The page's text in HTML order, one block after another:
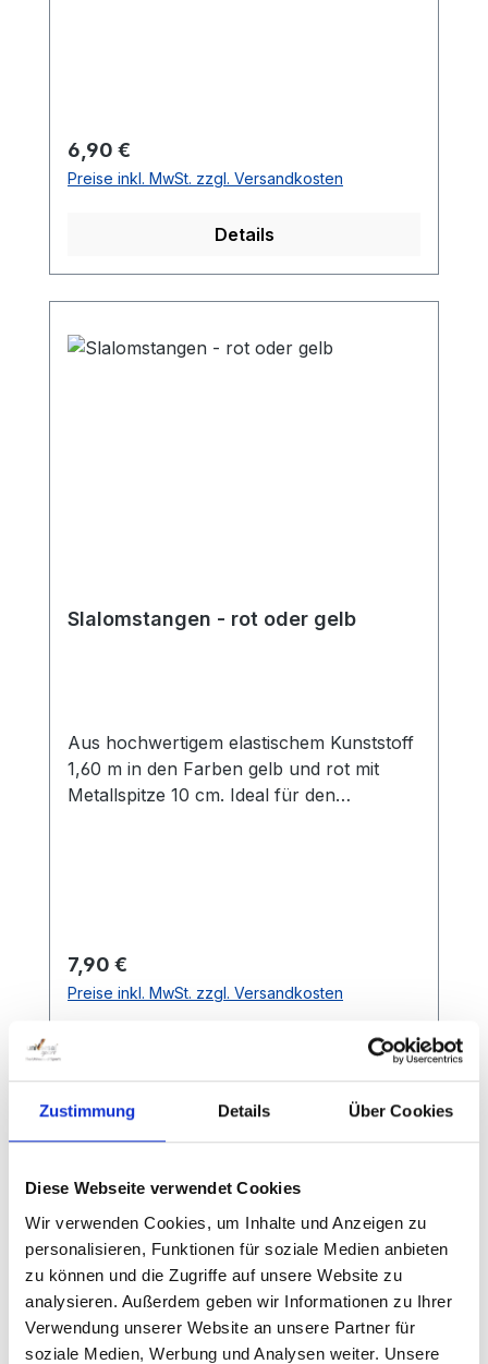
Zustimmung Details Über Cookies
Diese Webseite verwendet Cookies
Wir verwenden Cookies, um Inhalte und Anzeigen zu
personalisieren, Funktionen für soziale Medien anbieten
zu können und die Zugriffe auf unsere Website zu
analysieren. Außerdem geben wir Informationen zu Ihrer
Verwendung unserer Website an unsere Partner für
soziale Medien, Werbung und Analysen weiter. Unsere
dienen. Zudem ist der Einsatz im
Athlethiktraining optimal z.B. für
Beinarbeit oder Richtungswechsel
Kunststoff und eine lange Haltbarkeit
garantieren wir auch bei diesem Produkt.
Regulärer Preis:
6,90 €
Preise inkl. MwSt. zzgl. Versandkosten
Details
Slalomstangen - rot oder gelb
Aus hochwertigem elastischem Kunststoff
1,60 m in den Farben gelb und rot mit
Metallspitze 10 cm. Ideal für den
Regulärer Preis:
7,90 €
Preise inkl. MwSt. zzgl. Versandkosten